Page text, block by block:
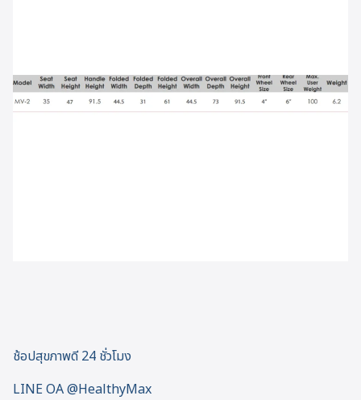
ช้อปสุขภาพดี 24 ชั่วโมง
LINE OA @HealthyMax